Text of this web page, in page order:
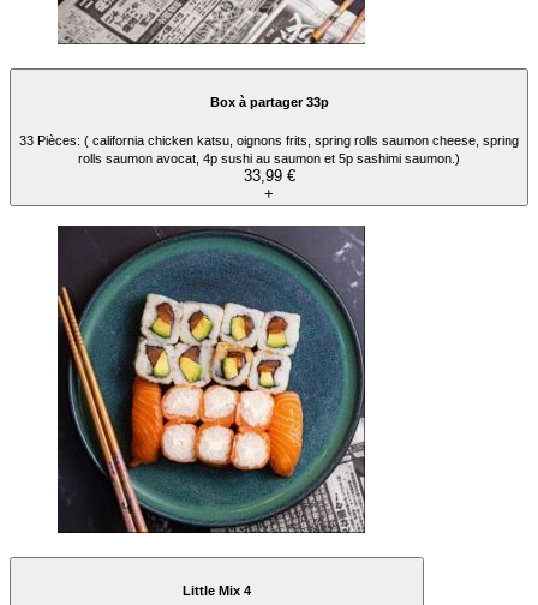
Box à partager 33p
33 Pièces: ( california chicken katsu, oignons frits, spring rolls saumon cheese, spring
rolls saumon avocat, 4p sushi au saumon et 5p sashimi saumon.)
33,99 €
+
Little Mix 4